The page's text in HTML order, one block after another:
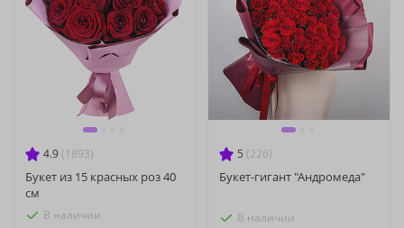
4.9 (1893)
Букет из 15 красных роз 40
см
В наличии
5 (226)
Букет-гигант "Андромеда"
В наличии